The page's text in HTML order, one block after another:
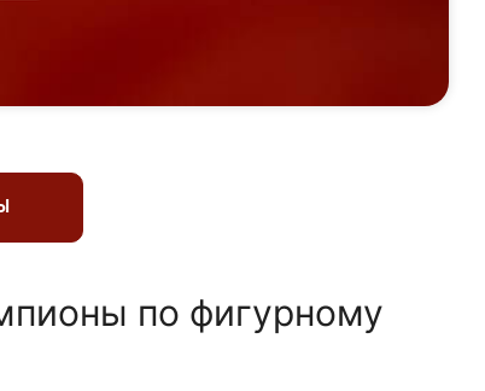
по фигурному